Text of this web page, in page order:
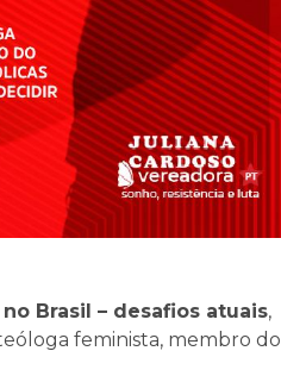
Brasil – desafios atuais,
feminista, membro do